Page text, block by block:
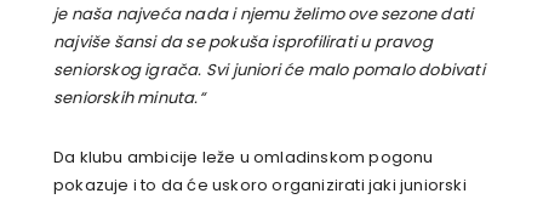
je naša najveća nada i njemu želimo ove sezone dati
najviše šansi da se pokuša isprofilirati u pravog
seniorskog igrača. Svi juniori će malo pomalo dobivati
seniorskih minuta.“
Da klubu ambicije leže u omladinskom pogonu
pokazuje i to da će uskoro organizirati jaki juniorski